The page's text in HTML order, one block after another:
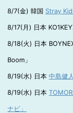
8/7(金) 韓国 Stray
8/17(月) 日本
8/18(火) 日本
Boom」
8/19(水) 日本 中島健
8/19(水) 日本
ナビ」